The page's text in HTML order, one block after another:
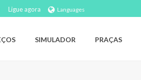
Ligue agora Languages
SIMULADOR PRAÇAS